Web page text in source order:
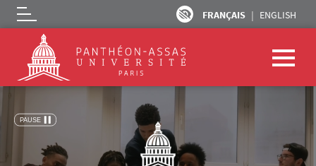
FRANÇAIS ENGLISH
Logo